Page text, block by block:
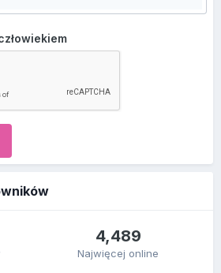
4,489
Najwięcej online